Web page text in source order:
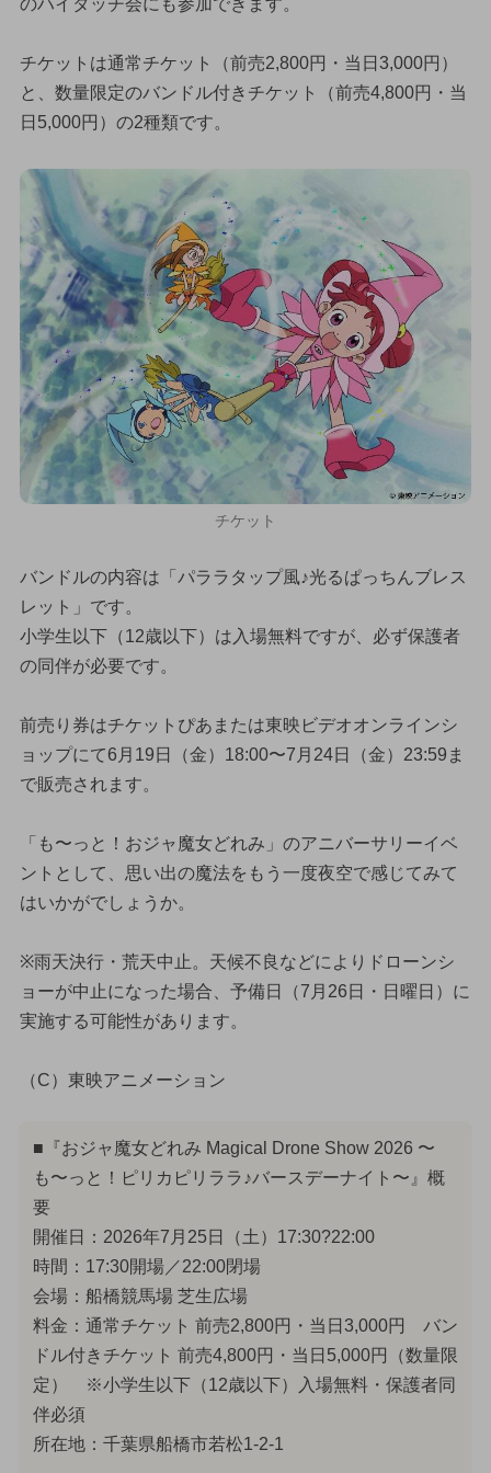
チケットは通常チケット（前売2,800円・当日3,000円）
と、数量限定のバンドル付きチケット（前売4,800円・当
日5,000円）の2種類です。
チケット
バンドルの内容は「パララタップ風♪光るぱっちんブレス
レット」です。
小学生以下（12歳以下）は入場無料ですが、必ず保護者
の同伴が必要です。
前売り券はチケットぴあまたは東映ビデオオンラインシ
ョップにて6月19日（金）18:00〜7月24日（金）23:59ま
で販売されます。
「も〜っと！おジャ魔女どれみ」のアニバーサリーイベ
ントとして、思い出の魔法をもう一度夜空で感じてみて
はいかがでしょうか。
※雨天決行・荒天中止。天候不良などによりドローンシ
ョーが中止になった場合、予備日（7月26日・日曜日）に
実施する可能性があります。
（C）東映アニメーション
■『おジャ魔女どれみ Magical Drone Show 2026 〜
も〜っと！ピリカピリララ♪バースデーナイト〜』概
要
開催日：2026年7月25日（土）17:30?22:00
時間：17:30開場／22:00閉場
会場：船橋競馬場 芝生広場
料金：通常チケット 前売2,800円・当日3,000円 バン
ドル付きチケット 前売4,800円・当日5,000円（数量限
定） ※小学生以下（12歳以下）入場無料・保護者同
伴必須
所在地：千葉県船橋市若松1-2-1